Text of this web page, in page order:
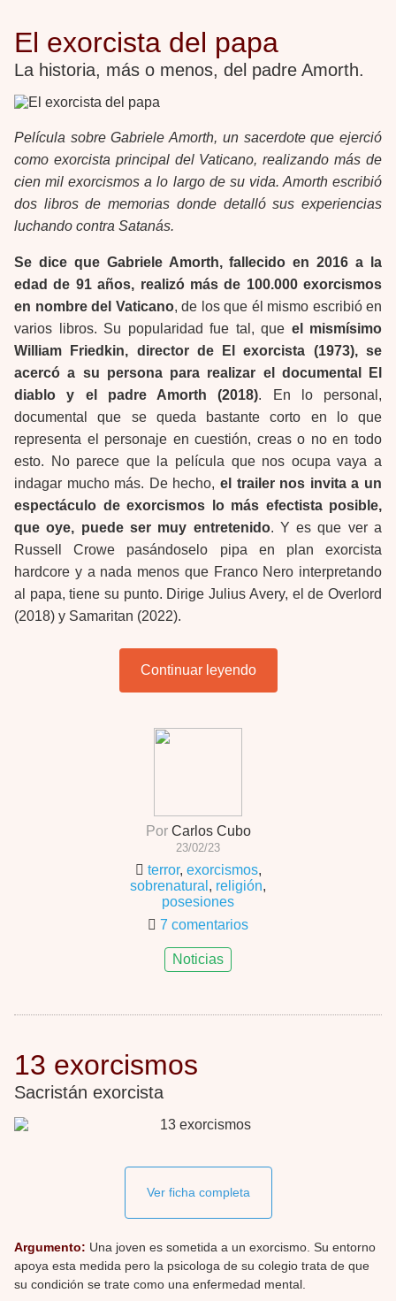
El exorcista del papa
La historia, más o menos, del padre Amorth.
Película sobre Gabriele Amorth, un sacerdote que ejerció
como exorcista principal del Vaticano, realizando más de
cien mil exorcismos a lo largo de su vida. Amorth escribió
dos libros de memorias donde detalló sus experiencias
luchando contra Satanás.
Se dice que Gabriele Amorth, fallecido en 2016 a la
edad de 91 años, realizó más de 100.000 exorcismos
en nombre del Vaticano, de los que él mismo escribió en
varios libros. Su popularidad fue tal, que el mismísimo
William Friedkin, director de El exorcista (1973), se
acercó a su persona para realizar el documental El
diablo y el padre Amorth (2018). En lo personal,
documental que se queda bastante corto en lo que
representa el personaje en cuestión, creas o no en todo
esto. No parece que la película que nos ocupa vaya a
indagar mucho más. De hecho, el trailer nos invita a un
espectáculo de exorcismos lo más efectista posible,
que oye, puede ser muy entretenido. Y es que ver a
Russell Crowe pasándoselo pipa en plan exorcista
hardcore y a nada menos que Franco Nero interpretando
al papa, tiene su punto. Dirige Julius Avery, el de Overlord
(2018) y Samaritan (2022).
Continuar leyendo
PorCarlos Cubo
23/02/23
terror, exorcismos,
sobrenatural , religión,
posesiones
7 comentarios
Noticias
13 exorcismos
Sacristán exorcista
Ver ficha completa
Argumento: Una joven es sometida a un exorcismo. Su entorno
apoya esta medida pero la psicologa de su colegio trata de que
su condición se trate como una enfermedad mental.